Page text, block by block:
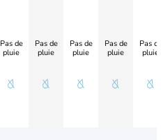
Pas de
pluie
Pas de
pluie
Pas de
pluie
Pas de
pluie
Pas
pluie